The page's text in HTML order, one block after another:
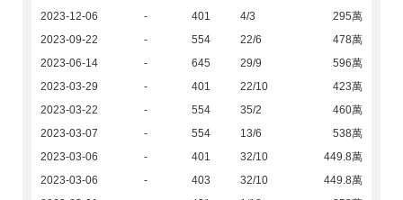
2023-12-06 - 401 4/3
295萬
2023-09-22
- 554 22/6
478萬
2023-06-14
- 645 29/9
596萬
2023-03-29
- 401 22/10
423萬
2023-03-22
- 554 35/2
460萬
2023-03-07
- 554 13/6
538萬
2023-03-06
- 401 32/10
449.8萬
2023-03-06
- 403 32/10
449.8萬